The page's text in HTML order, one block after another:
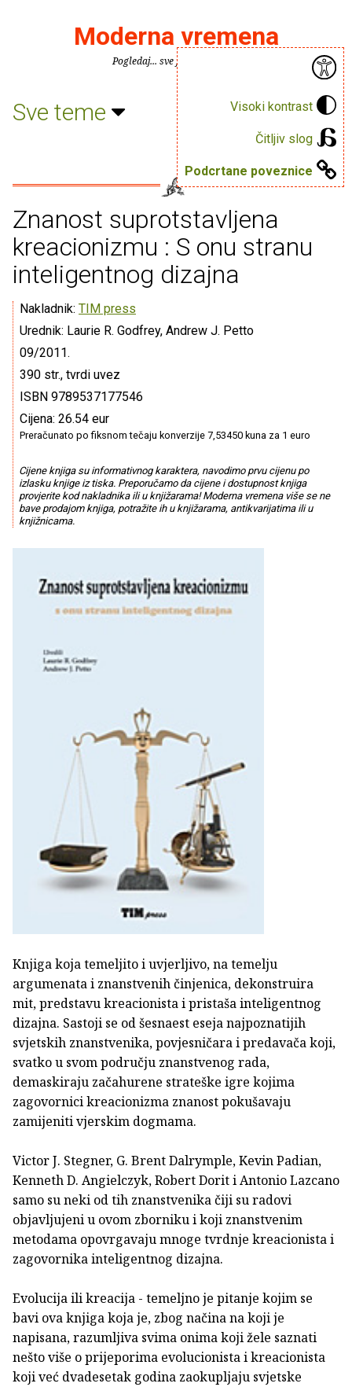
Visoki kontrast
Čitljiv slog
Podcrtane poveznice
Moderna vremena
Pogledaj... sve je puno knjiga.
Sve teme
Znanost suprotstavljena
kreacionizmu : S onu stranu
inteligentnog dizajna
Nakladnik: TIM press
Urednik: Laurie R. Godfrey, Andrew J. Petto
09/2011.
390 str., tvrdi uvez
ISBN 9789537177546
Cijena: 26.54 eur
Preračunato po fiksnom tečaju konverzije 7,53450 kuna za 1 euro
Cijene knjiga su informativnog karaktera, navodimo prvu cijenu po
izlasku knjige iz tiska. Preporučamo da cijene i dostupnost knjiga
provjerite kod nakladnika ili u knjižarama! Moderna vremena više se ne
bave prodajom knjiga, potražite ih u knjižarama, antikvarijatima ili u
knjižnicama.
Knjiga koja temeljito i uvjerljivo, na temelju
argumenata i znanstvenih činjenica, dekonstruira
mit, predstavu kreacionista i pristaša inteligentnog
dizajna. Sastoji se od šesnaest eseja najpoznatijih
svjetskih znanstvenika, povjesničara i predavača koji,
svatko u svom području znanstvenog rada,
demaskiraju začahurene strateške igre kojima
zagovornici kreacionizma znanost pokušavaju
zamijeniti vjerskim dogmama.
Victor J. Stegner, G. Brent Dalrymple, Kevin Padian,
Kenneth D. Angielczyk, Robert Dorit i Antonio Lazcano
samo su neki od tih znanstvenika čiji su radovi
objavljujeni u ovom zborniku i koji znanstvenim
metodama opovrgavaju mnoge tvrdnje kreacionista i
zagovornika inteligentnog dizajna.
Evolucija ili kreacija - temeljno je pitanje kojim se
bavi ova knjiga koja je, zbog načina na koji je
napisana, razumljiva svima onima koji žele saznati
nešto više o prijeporima evolucionista i kreacionista
koji već dvadesetak godina zaokupljaju svjetske